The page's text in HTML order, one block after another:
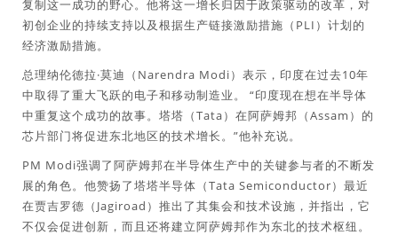
复制这一成功的野心。他将这一增长归因于政策驱动的改革，对
初创企业的持续支持以及根据生产链接激励措施（PLI）计划的
经济激励措施。
总理纳伦德拉·莫迪（Narendra Modi）表示，印度在过去10年
中取得了重大飞跃的电子和移动制造业。 “印度现在想在半导体
中重复这个成功的故事。塔塔（Tata）在阿萨姆邦（Assam）的
芯片部门将促进东北地区的技术增长。”他补充说。
PM Modi强调了阿萨姆邦在半导体生产中的关键参与者的不断发
展的角色。他赞扬了塔塔半导体（Tata Semiconductor）最近
在贾吉罗德（Jagiroad）推出了其集会和技术设施，并指出，它
不仅会促进创新，而且还将建立阿萨姆邦作为东北的技术枢纽。